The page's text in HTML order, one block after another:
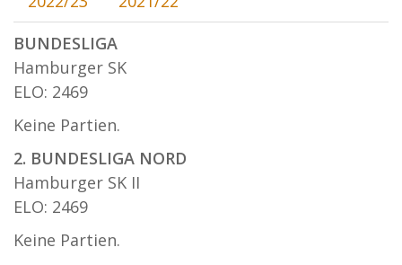
BUNDESLIGA
Hamburger SK
ELO: 2469
Keine Partien.
2. BUNDESLIGA NORD
Hamburger SK II
ELO: 2469
Keine Partien.